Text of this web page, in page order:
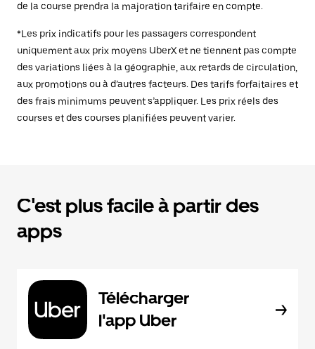
de la course prendra la majoration tarifaire en compte.
*Les prix indicatifs pour les passagers correspondent
uniquement aux prix moyens UberX et ne tiennent pas compte
des variations liées à la géographie, aux retards de circulation,
aux promotions ou à d’autres facteurs. Des tarifs forfaitaires et
des frais minimums peuvent s’appliquer. Les prix réels des
courses et des courses planifiées peuvent varier.
C'est plus facile à partir des
apps
Télécharger
l'app Uber